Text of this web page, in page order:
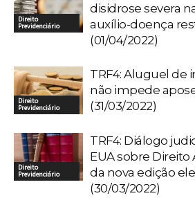
Direito
Previdenciário
disidrose severa
auxílio-doença
(01/04/2022)
Direito
Previdenciário
TRF4: Aluguel de
não impede
(31/03/2022)
Direito
Previdenciário
TRF4: Diálogo
EUA sobre
da nova edição
(30/03/2022)